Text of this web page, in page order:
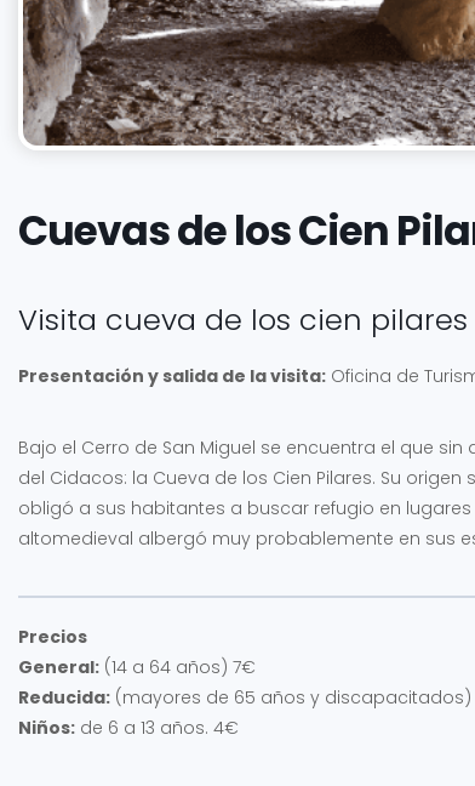
Cuevas de los Cien
Visita cueva de los cien pilares
Presentación y salida de la visita: Oficina de
Bajo el Cerro de San Miguel se encuentra el que
del Cidacos: la Cueva de los Cien Pilares. Su
obligó a sus habitantes a buscar refugio en
altomedieval albergó muy probablemente en sus
Precios
General: (14 a 64 años) 7€
Reducida: (mayores de 65 años y discapacitados)
Niños: de 6 a 13 años. 4€